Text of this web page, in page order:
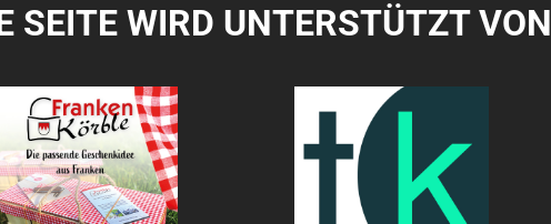
SEITE WIRD UNTERSTÜTZT VON